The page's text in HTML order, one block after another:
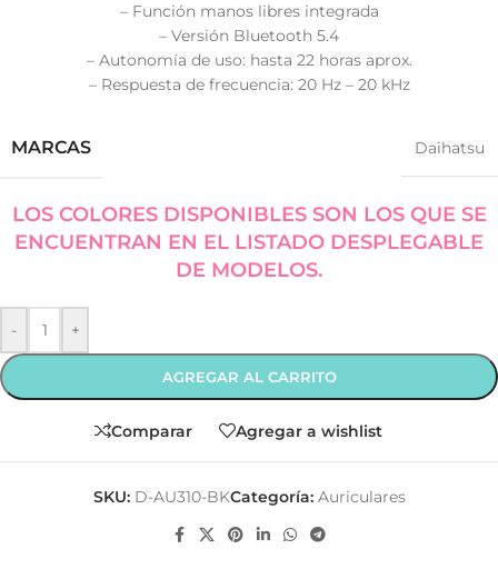
– Función manos libres integrada
– Versión Bluetooth 5.4
– Autonomía de uso: hasta 22 horas aprox.
– Respuesta de frecuencia: 20 Hz – 20 kHz
MARCAS Daihatsu
LOS COLORES DISPONIBLES SON LOS QUE SE
ENCUENTRAN EN EL LISTADO DESPLEGABLE
DE MODELOS.
- +
AGREGAR AL CARRITO
Comparar Agregar a wishlist
SKU: D-AU310-BKCategoría: Auriculares